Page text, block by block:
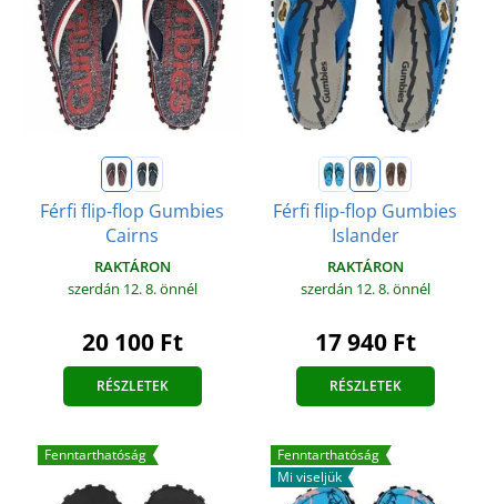
Férfi flip-flop Gumbies
Cairns
RAKTÁRON
szerdán 12. 8.önnél
20 100 Ft
RÉSZLETEK
Férfi flip-flop Gumbies
Islander
RAKTÁRON
szerdán 12. 8.önnél
17 940 Ft
RÉSZLETEK
Fenntarthatóság
Fenntarthatóság
Mi viseljük